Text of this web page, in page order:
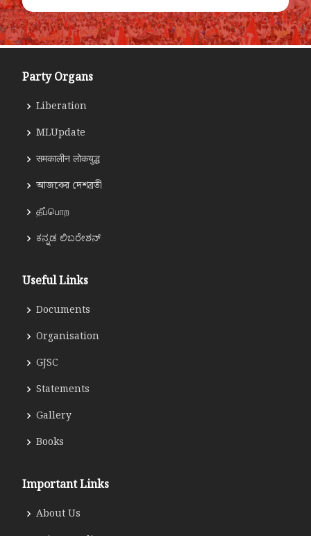
Party Organs
Liberation
MLUpdate
समकालीन लोकयुद्ध
আজকের দেশব্রতী
தீப்பொற
ಕನ್ನಡ ಲಿಬರೇಶನ್
Useful Links
Documents
Organisation
GJSC
Statements
Gallery
Books
Important Links
About Us